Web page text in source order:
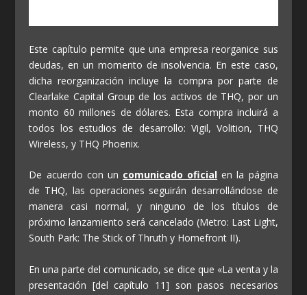
Este capítulo permite que una empresa reorganice sus
deudas, en un momento de insolvencia. En este caso,
dicha reorganización incluye la compra por parte de
Clearlake Capital Group de los activos de THQ, por un
monto 60 millones de dólares. Esta compra incluirá a
todos los estudios de desarrollo: Vigil, Volition, THQ
Wireless, y THQ Phoenix.
De acuerdo con un comunicado oficial en la página
de THQ, las operaciones seguirán desarrollándose de
manera casi normal, y ninguno de los títulos de
próximo lanzamiento será cancelado (Metro: Last Light,
South Park: The Stick of Thruth y Homefront II).
En una parte del comunicado, se dice que «La venta y la
presentación [del capítulo 11] son pasos necesarios